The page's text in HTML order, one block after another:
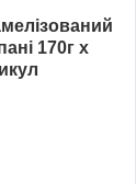
170г х